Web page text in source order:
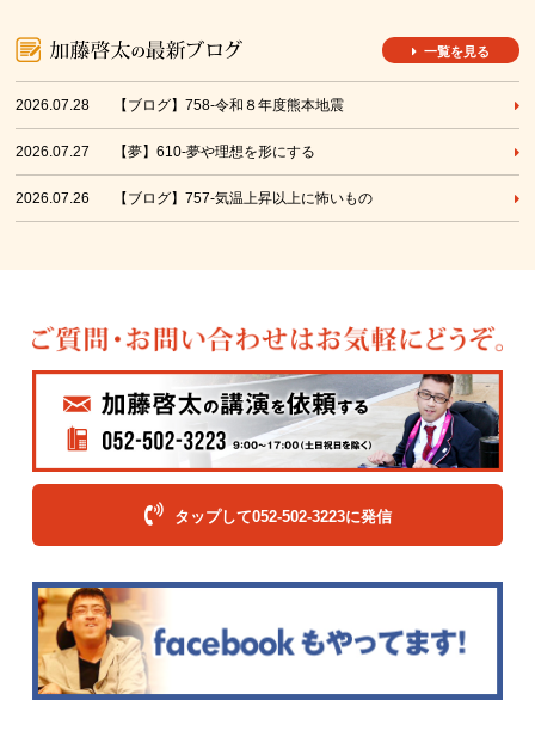
一覧を見る
2026.07.28 【ブログ】758-令和８年度熊本地震
2026.07.27 【夢】610-夢や理想を形にする
2026.07.26 【ブログ】757-気温上昇以上に怖いもの
タップして052-502-3223に発信